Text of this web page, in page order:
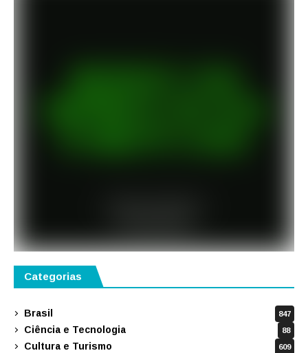
Categorias
Brasil 847
Ciência e Tecnologia 88
Cultura e Turismo 609